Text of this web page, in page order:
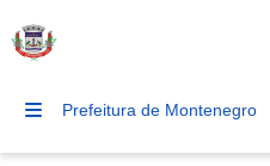
Prefeitura de Montenegro